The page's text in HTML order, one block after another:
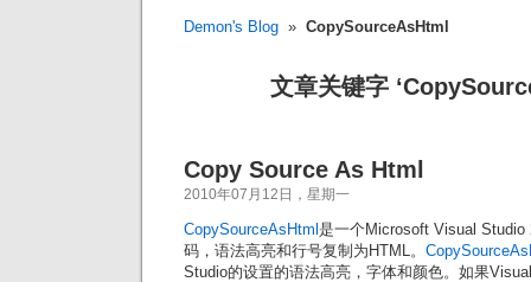
Demon's Blog » CopySourceAsHtml
文章关键字
Copy Source As Html
2010年07月12日，星期一
CopySourceAsHtml 是一个Microsoft Visual Studio
码，语法高亮和行号复制为HTML。
Studio的设置的语法高亮，字体和颜色。如果